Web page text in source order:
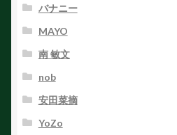
バナニー
MAYO
南 敏文
nob
安田菜摘
YoZo